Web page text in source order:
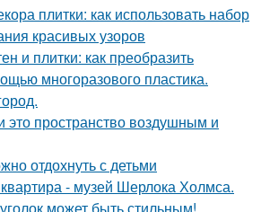
плитки: как использовать набор
красивых узоров
и плитки: как преобразить
многоразового пластика.
это пространство воздушным и
отдохнуть с детьми
- музей Шерлока Холмса.
может быть стильным!